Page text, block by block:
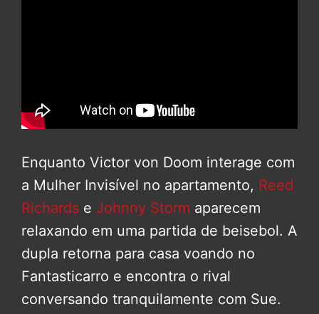
Enquanto Victor von Doom interage com
a Mulher Invisível no apartamento, Reed
Richards e Johnny Storm aparecem
relaxando em uma partida de beisebol. A
dupla retorna para casa voando no
Fantasticarro e encontra o rival
conversando tranquilamente com Sue.